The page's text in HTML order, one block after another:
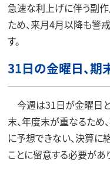
急速な利上げに伴う副
ため、来月4月以降も警
す。
31日の金曜日、期
今週は31日が金曜日と
末、年度末が重なるため
に予想できない、決算に
ことに留意する必要があ